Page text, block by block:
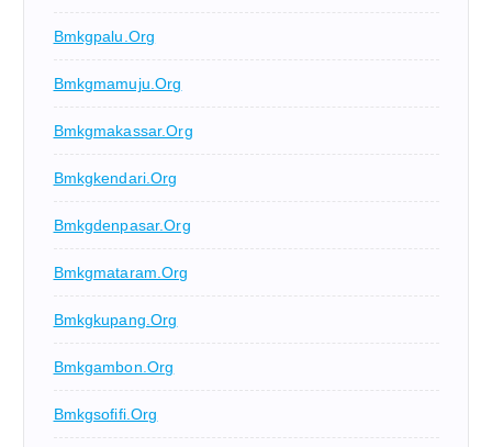
Bmkgpalu.org
Bmkgmamuju.org
Bmkgmakassar.org
Bmkgkendari.org
Bmkgdenpasar.org
Bmkgmataram.org
Bmkgkupang.org
Bmkgambon.org
Bmkgsofifi.org